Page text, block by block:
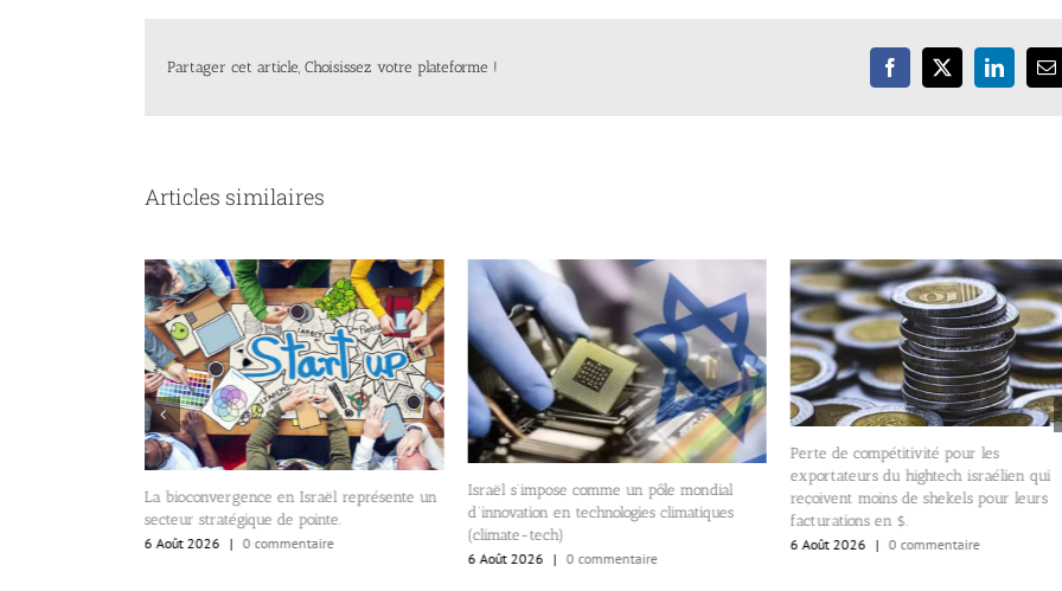
Partager cet article, Choisissez votre plateforme ! Facebook
X LinkedIn
Articles similaires
La bioconvergence en Israël représente un
secteur stratégique de pointe.
0 commentaire
Israël s’impose comme un pôle mondial
d’innovation en technologies climatiques
0 commentaire
Perte de compétitivité pour les
exportateurs du hightech israélien qui
reçoivent moins de shekels pour leurs
facturations en $.
0 commentaire